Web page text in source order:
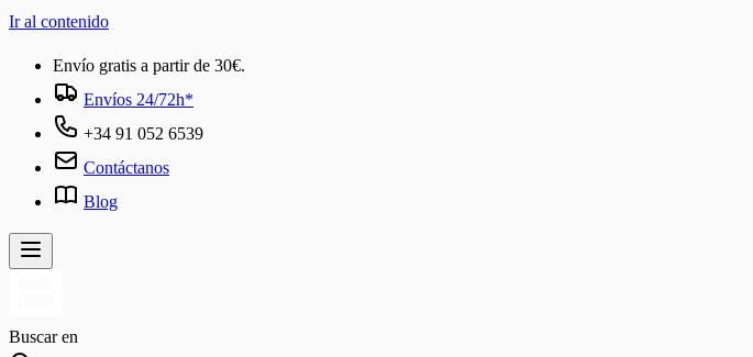
Ir al contenido
Envío gratis a partir de 30€.
Envíos 24/72h*
+34 91 052 6539
Contáctanos
Blog
Buscar en